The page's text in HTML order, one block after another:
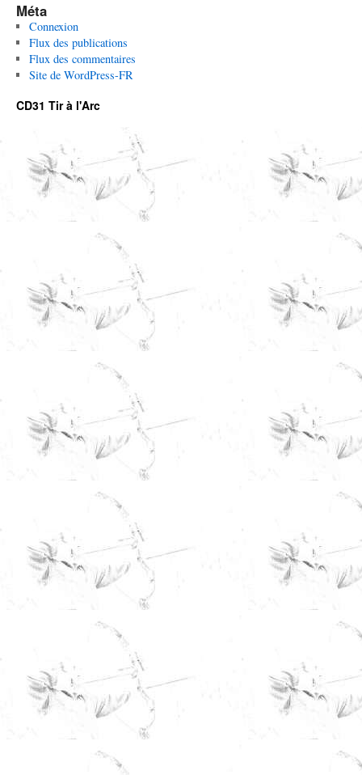
Méta
Connexion
Flux des publications
Flux des commentaires
Site de WordPress-FR
CD31 Tir à l'Arc